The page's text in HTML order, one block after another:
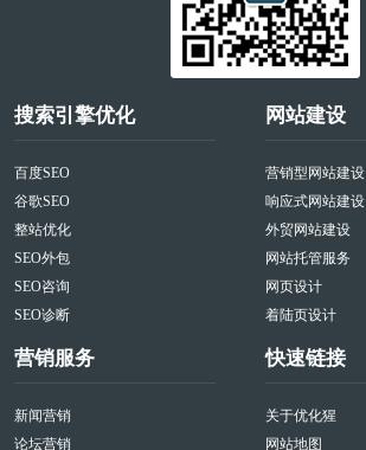
搜索引擎优化
百度SEO
谷歌SEO
整站优化
SEO外包
SEO咨询
SEO诊断
网站建设
营销型网站建设
响应式网站建设
外贸网站建设
网站托管服务
网页设计
着陆页设计
营销服务
新闻营销
论坛营销
快速链接
关于优化猩
网站地图